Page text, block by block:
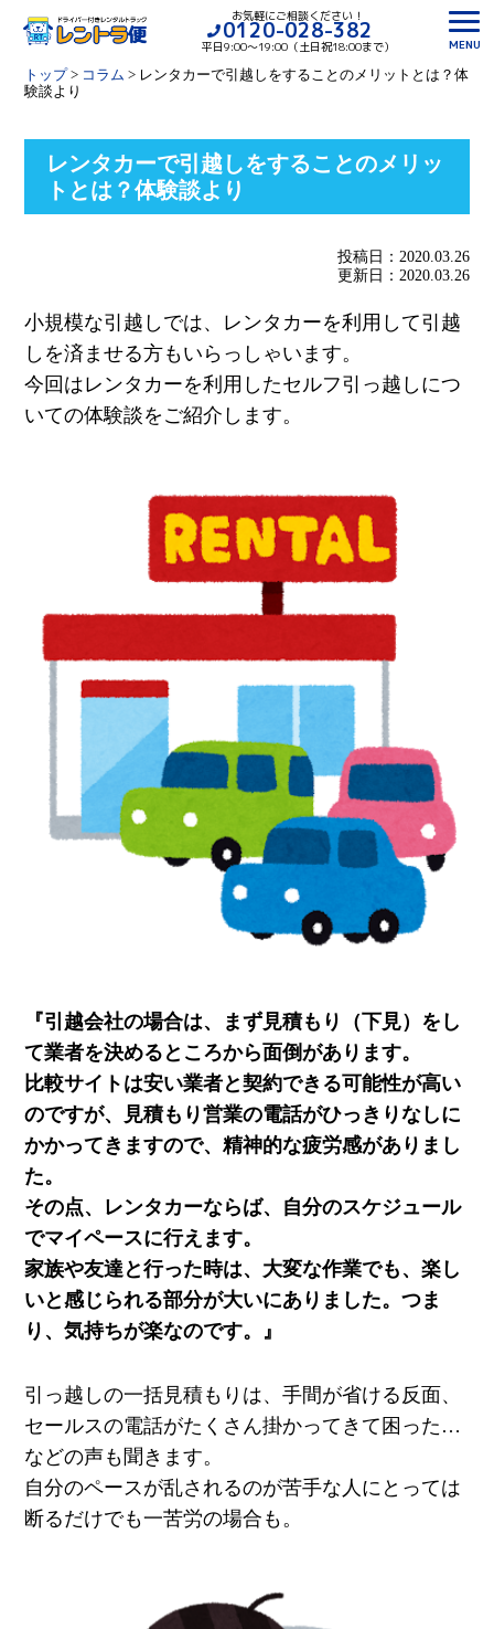
お気軽にご相談ください！
0120-028-382
平日9:00〜19:00（土日祝18:00まで）
MENU
トップ> コラム > レンタカーで引越しをすることのメリットとは？体
験談より
レンタカーで引越しをすることのメリッ
トとは？体験談より
投稿日：2020.03.26
更新日：2020.03.26
小規模な引越しでは、レンタカーを利用して引越
しを済ませる方もいらっしゃいます。
今回はレンタカーを利用したセルフ引っ越しにつ
いての体験談をご紹介します。
『引越会社の場合は、まず見積もり（下見）をし
て業者を決めるところから面倒があります。
比較サイトは安い業者と契約できる可能性が高い
のですが、見積もり営業の電話がひっきりなしに
かかってきますので、精神的な疲労感がありまし
た。
その点、レンタカーならば、自分のスケジュール
でマイペースに行えます。
家族や友達と行った時は、大変な作業でも、楽し
いと感じられる部分が大いにありました。つま
り、気持ちが楽なのです。』
引っ越しの一括見積もりは、手間が省ける反面、
セールスの電話がたくさん掛かってきて困った…
などの声も聞きます。
自分のペースが乱されるのが苦手な人にとっては
断るだけでも一苦労の場合も。